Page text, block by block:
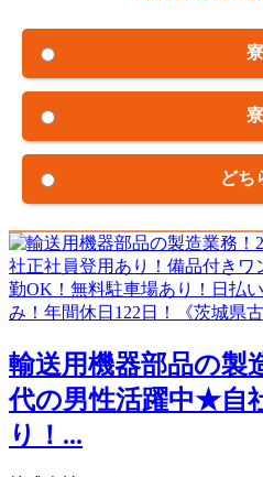
どち
輸送用機器部品の製
代の男性活躍中★自
り！...